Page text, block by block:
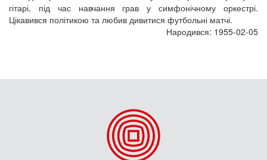
гітарі, під час навчання грав у симфонічному оркестрі.
Цікавився політикою та любив дивитися футбольні матчі.
Народився: 1955-02-05